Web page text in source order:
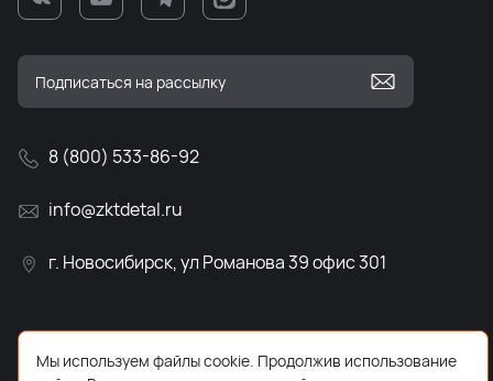
8 (800) 533-86-92
info@zktdetal.ru
г. Новосибирск, ул Романова 39 офис 301
Мы используем файлы cookie. Продолжив использование